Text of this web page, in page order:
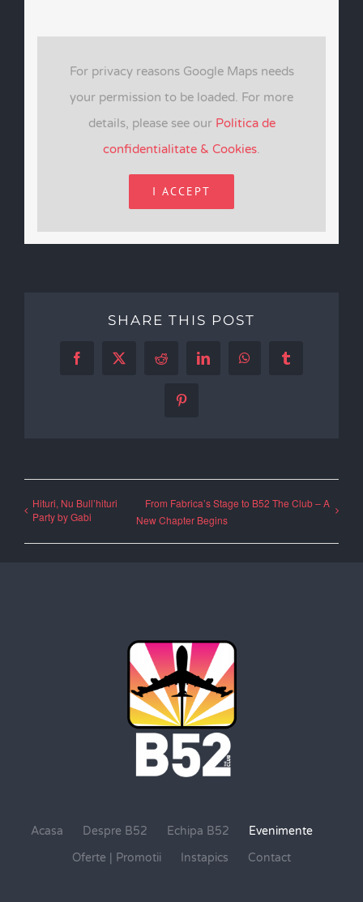
For privacy reasons Google Maps needs
your permission to be loaded. For more
details, please see our Politica de
confidentialitate & Cookies.
I ACCEPT
SHARE THIS POST
Facebook
X Reddit LinkedInWhatsAppTumblr
Pinterest
Hituri, Nu Bull’hituri
Party by Gabi
From Fabrica’s Stage to B52 The Club – A
New Chapter Begins
Acasa Despre B52 Echipa B52
Evenimente
Oferte | Promotii
Instapics Contact